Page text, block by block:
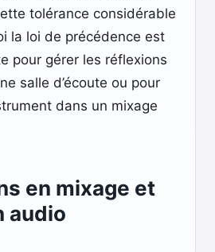
tolérance considérable
la loi de précédence est
pour gérer les réflexions
salle d’écoute ou pour
dans un mixage
en mixage et
audio